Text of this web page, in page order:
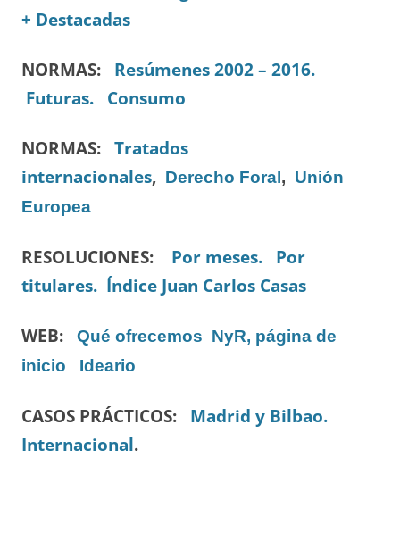
+ Destacadas
NORMAS: Resúmenes 2002 – 2016.
Futuras.
Consumo
NORMAS: Tratados
internacionales, Derecho Foral, Unión
Europea
RESOLUCIONES: Por meses.
Por
titulares. Índice Juan Carlos Casas
WEB: Qué ofrecemos NyR, página de
inicio
Ideario
CASOS PRÁCTICOS: Madrid y Bilbao.
Internacional.